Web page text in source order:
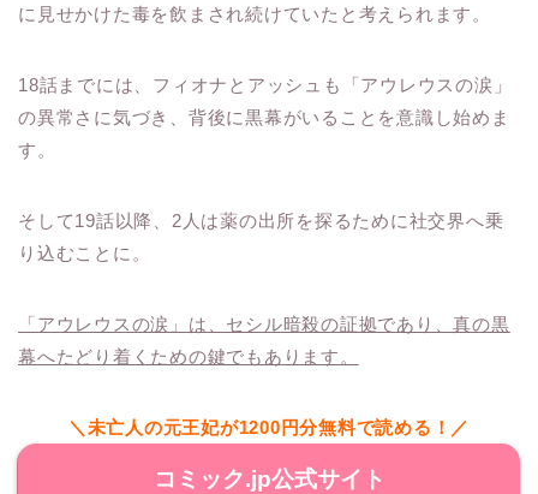
に見せかけた毒を飲まされ続けていたと考えられます。
18話までには、フィオナとアッシュも「アウレウスの涙」
の異常さに気づき、背後に黒幕がいることを意識し始めま
す。
そして19話以降、2人は薬の出所を探るために社交界へ乗
り込むことに。
「アウレウスの涙」は、セシル暗殺の証拠であり、真の黒
幕へたどり着くための鍵でもあります。
＼未亡人の元王妃が1200円分無料で読める！／
コミック.jp公式サイト